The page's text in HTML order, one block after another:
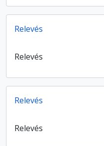
Relevés
Relevés
Relevés
Relevés